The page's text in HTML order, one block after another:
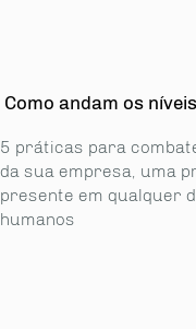
Como andam os
5 práticas para
da sua empresa, uma
presente em qualquer
humanos